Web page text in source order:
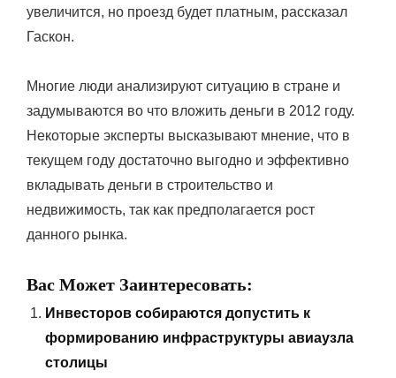
увеличится, но проезд будет платным, рассказал
Гаскон.
Многие люди анализируют ситуацию в стране и
задумываются во что вложить деньги в 2012 году.
Некоторые эксперты высказывают мнение, что в
текущем году достаточно выгодно и эффективно
вкладывать деньги в строительство и
недвижимость, так как предполагается рост
данного рынка.
Вас Может Заинтересовать:
Инвесторов собираются допустить к
формированию инфраструктуры авиаузла
столицы